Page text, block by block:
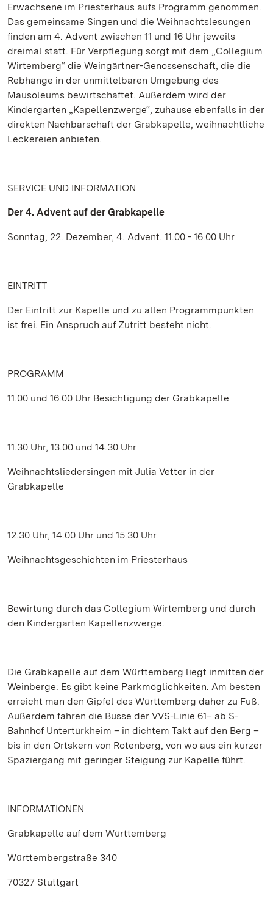
Erwachsene im Priesterhaus aufs Programm genommen.
Das gemeinsame Singen und die Weihnachtslesungen
finden am 4. Advent zwischen 11 und 16 Uhr jeweils
dreimal statt. Für Verpflegung sorgt mit dem „Collegium
Wirtemberg“ die Weingärtner-Genossenschaft, die die
Rebhänge in der unmittelbaren Umgebung des
Mausoleums bewirtschaftet. Außerdem wird der
Kindergarten „Kapellenzwerge“, zuhause ebenfalls in der
direkten Nachbarschaft der Grabkapelle, weihnachtliche
Leckereien anbieten.
SERVICE UND INFORMATION
Der 4. Advent auf der Grabkapelle
Sonntag, 22. Dezember, 4. Advent. 11.00 - 16.00 Uhr
EINTRITT
Der Eintritt zur Kapelle und zu allen Programmpunkten
ist frei. Ein Anspruch auf Zutritt besteht nicht.
PROGRAMM
11.00 und 16.00 Uhr Besichtigung der Grabkapelle
11.30 Uhr, 13.00 und 14.30 Uhr
Weihnachtsliedersingen mit Julia Vetter in der
Grabkapelle
12.30 Uhr, 14.00 Uhr und 15.30 Uhr
Weihnachtsgeschichten im Priesterhaus
Bewirtung durch das Collegium Wirtemberg und durch
den Kindergarten Kapellenzwerge.
Die Grabkapelle auf dem Württemberg liegt inmitten der
Weinberge: Es gibt keine Parkmöglichkeiten. Am besten
erreicht man den Gipfel des Württemberg daher zu Fuß.
Außerdem fahren die Busse der VVS-Linie 61– ab S-
Bahnhof Untertürkheim – in dichtem Takt auf den Berg –
bis in den Ortskern von Rotenberg, von wo aus ein kurzer
Spaziergang mit geringer Steigung zur Kapelle führt.
INFORMATIONEN
Grabkapelle auf dem Württemberg
Württembergstraße 340
70327 Stuttgart